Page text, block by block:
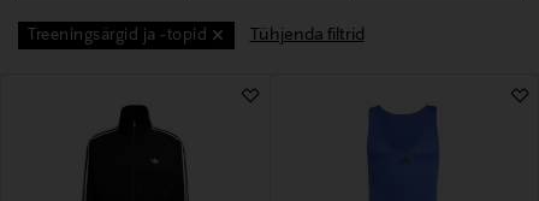
Treeningsärgid ja -topid Tühjenda filtrid